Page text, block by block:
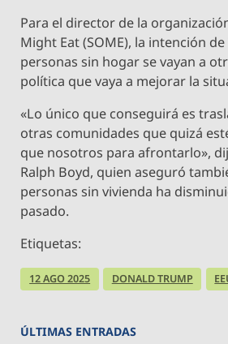
Para el director de la
Might Eat (SOME), la intención
personas sin hogar se vayan a
política que vaya a mejorar la
«Lo único que conseguirá es
otras comunidades que quizá
que nosotros para afrontarlo»,
Ralph Boyd, quien aseguró
personas sin vivienda ha
pasado.
Etiquetas:
12 AGO 2025 DONALD TRUMP
ÚLTIMAS ENTRADAS